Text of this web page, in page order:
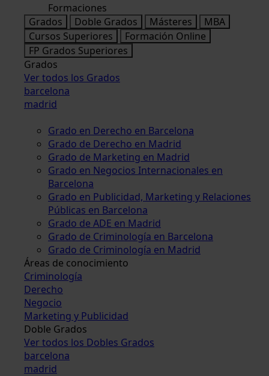
Formaciones
Grados
Doble Grados Másteres
MBA
Cursos Superiores
Formación Online
FP Grados Superiores
Grados
Ver todos los Grados
barcelona
madrid
Grado en Derecho en Barcelona
Grado de Derecho en Madrid
Grado de Marketing en Madrid
Grado en Negocios Internacionales en
Barcelona
Grado en Publicidad, Marketing y Relaciones
Públicas en Barcelona
Grado de ADE en Madrid
Grado de Criminología en Barcelona
Grado de Criminología en Madrid
Áreas de conocimiento
Criminología
Derecho
Negocio
Marketing y Publicidad
Doble Grados
Ver todos los Dobles Grados
barcelona
madrid